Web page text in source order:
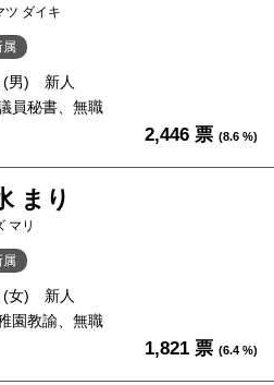
ツ ダイキ
属
男)
新人
員秘書、無職
2,446 票 (8.6 %)
まり
マリ
属
女)
新人
園教諭、無職
1,821 票 (6.4 %)